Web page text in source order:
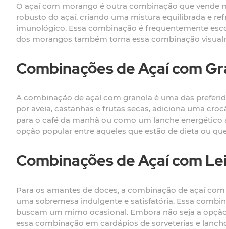
O açaí com morango é outra combinação que vende
robusto do açaí, criando uma mistura equilibrada e
imunológico. Essa combinação é frequentemente
dos morangos também torna essa combinação
Combinações de Açaí com
A combinação de açaí com granola é uma das
por aveia, castanhas e frutas secas, adiciona uma
para o café da manhã ou como um lanche
opção popular entre aqueles que estão de dieta ou
Combinações de Açaí com
Para os amantes de doces, a combinação de açaí
uma sobremesa indulgente e satisfatória. Essa
buscam um mimo ocasional. Embora não seja a
essa combinação em cardápios de sorveterias e